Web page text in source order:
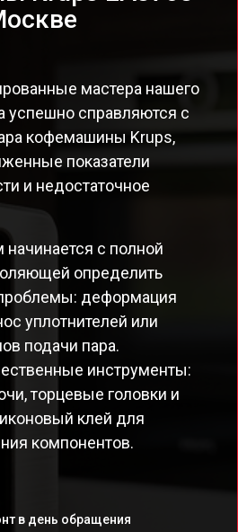
мастера нашего
успешно справляются с
кофемашины Krups,
показатели
и недостаточное
начинается с полной
определить
деформация
уплотнителей или
подачи пара.
инструменты:
торцевые головки и
клей для
компонентов.
в день обращения